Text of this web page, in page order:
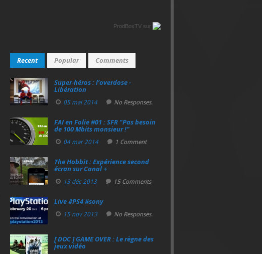
ProdBoxTV sur
Recent Popular Comments
Super‑héros : l’overdose -
Libération
05 mai 2014 No Responses.
FAI en Folie #01 : SFR "Pas besoin
de 100 Mbits monsieur !"
04 mar 2014 1 Comment
The Hobbit : Expérience second
écran sur Canal +
13 déc 2013 15 Comments
Live #PS4 #sony
15 nov 2013 No Responses.
[ DOC ] GAME OVER : Le règne des
jeux vidéo